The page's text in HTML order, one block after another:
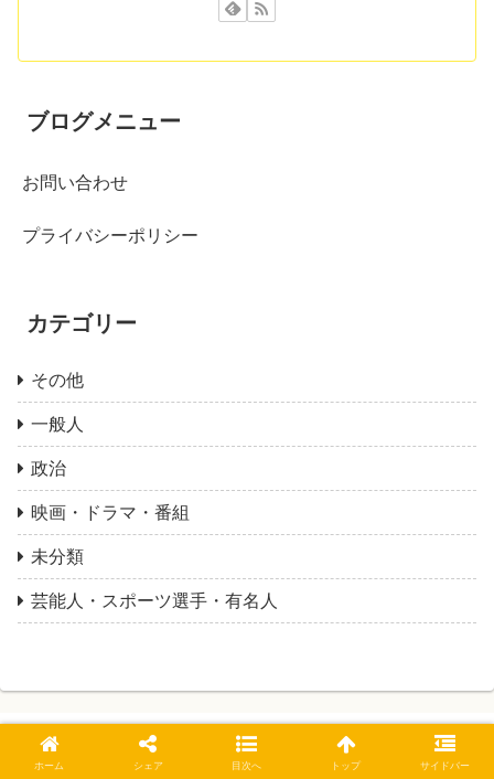
ブログメニュー
お問い合わせ
プライバシーポリシー
カテゴリー
その他
一般人
政治
映画・ドラマ・番組
未分類
芸能人・スポーツ選手・有名人
ホーム シェア 目次へ トップ サイドバー